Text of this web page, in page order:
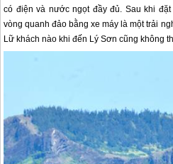
có điện và nước ngọt đầy đủ. Sau khi
vòng quanh đảo bằng xe máy là một trải
Lữ khách nào khi đến Lý Sơn cũng không